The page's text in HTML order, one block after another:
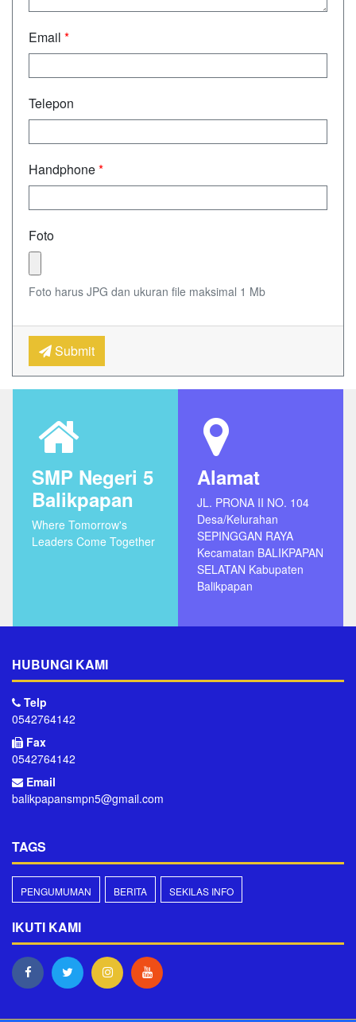
Email *
Telepon
Handphone*
Foto
Foto harus JPG dan ukuran file maksimal 1 Mb
Submit
SMP Negeri 5
Balikpapan
Where Tomorrow's
Leaders Come Together
Alamat
JL. PRONA II NO. 104
Desa/Kelurahan
SEPINGGAN RAYA
Kecamatan BALIKPAPAN
SELATAN Kabupaten
Balikpapan
HUBUNGI KAMI
Telp
0542764142
Fax
0542764142
Email
balikpapansmpn5@gmail.com
TAGS
PENGUMUMAN BERITA SEKILAS INFO
IKUTI KAMI